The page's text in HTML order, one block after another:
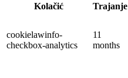
Kolačić
Trajanje
cookielawinfo-
checkbox-analytics
11
months